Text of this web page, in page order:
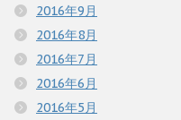
2016年9月
2016年8月
2016年7月
2016年6月
2016年5月